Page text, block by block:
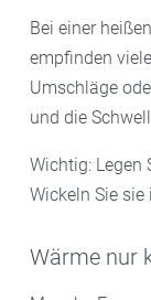
Bei einer
empfinden
Umschläge
und die
Wichtig: Legen
Wickeln Sie
Wärme nur